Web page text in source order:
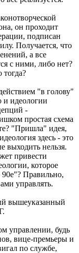
он проходит
подписан
Получается, что
а все
с ними, либо нет?
"в голову"
и идеологии
-
простая схема
"Пришла" идея,
здесь - это
выходить нельзя.
привести
которое
Правильно,
управлять.
вышеуказанный
управлении, будь
вице-премьеры и
по службе,